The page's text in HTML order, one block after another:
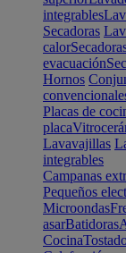
integrables
Secadoras
calor
evacuación
Hornos
Placas de
placa
Lavavajillas
integrables
Campanas
Pequeños
Microondas
asarBatidoras
Cocina